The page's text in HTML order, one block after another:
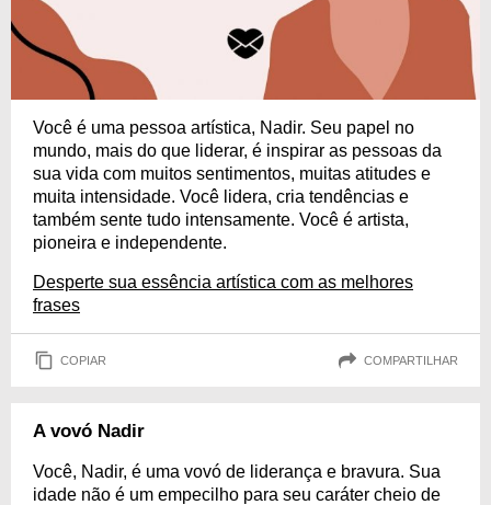
Você é uma pessoa artística, Nadir. Seu papel no
mundo, mais do que liderar, é inspirar as pessoas da
sua vida com muitos sentimentos, muitas atitudes e
muita intensidade. Você lidera, cria tendências e
também sente tudo intensamente. Você é artista,
pioneira e independente.
Desperte sua essência artística com as melhores
frases
COPIAR COMPARTILHAR
A vovó Nadir
Você, Nadir, é uma vovó de liderança e bravura. Sua
idade não é um empecilho para seu caráter cheio de